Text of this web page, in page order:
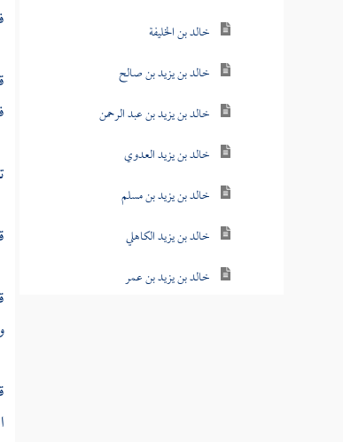
خالد بن الخليفة
خالد بن يزيد بن صالح
خالد بن يزيد بن عبد الرحمن
خالد بن يزيد العدوي
خالد بن يزيد بن مسلم
خالد بن يزيد الكاهلي
خالد بن يزيد بن عمر